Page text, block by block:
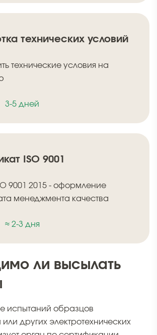
технических условий
технические условия на
3-5 дней
ISO 9001
9001 2015 - оформление
менеджмента качества
≈ 2-3 дня
ли высылать
испытаний образцов
других электротехнических